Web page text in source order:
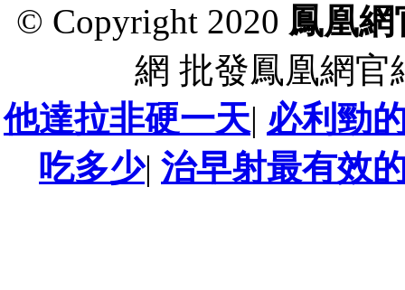
© Copyright 2020 鳳凰網
網 批發鳳凰網官
他達拉非硬一天| 必利勁
吃多少| 治早射最有效